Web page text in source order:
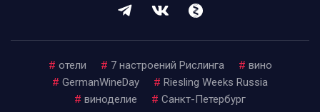
# отели # 7 настроений Рислинга # вино
# GermanWineDay # Riesling Weeks Russia
# виноделие # Санкт-Петербург